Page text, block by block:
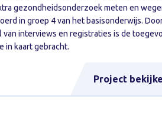
gezondheidsonderzoek meten en
in groep 4 van het basisonderwijs.
van interviews en registraties is de
in kaart gebracht.
Project